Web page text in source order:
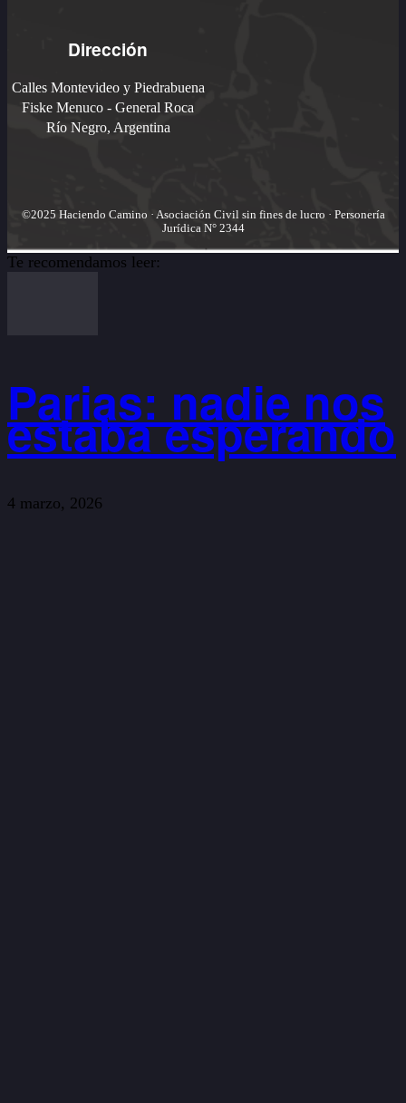
Dirección
Calles Montevideo y Piedrabuena
Fiske Menuco - General Roca
Río Negro, Argentina
©2025 Haciendo Camino · Asociación Civil sin fines de lucro · Personería
Jurídica N° 2344
Te recomendamos leer:
Parias: nadie nos
estaba esperando
4 marzo, 2026